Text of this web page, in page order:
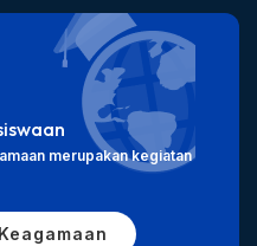
merupakan kegiatan